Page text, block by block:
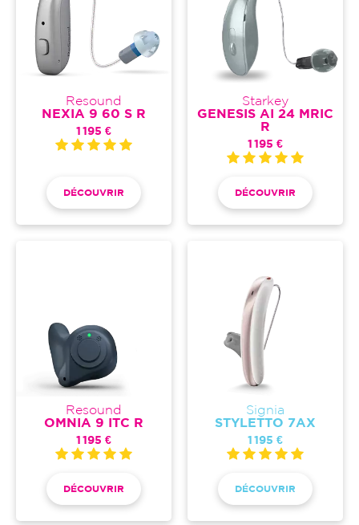
Resound
NEXIA 9 60 S R
1 195 €
DÉCOUVRIR
Starkey
GENESIS AI 24 MRIC
R
1 195 €
DÉCOUVRIR
Resound
OMNIA 9 ITC R
1 195 €
DÉCOUVRIR
Signia
STYLETTO 7AX
1 195 €
DÉCOUVRIR